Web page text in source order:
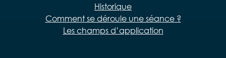
Historique
Comment se déroule une séance ?
Les champs d’application